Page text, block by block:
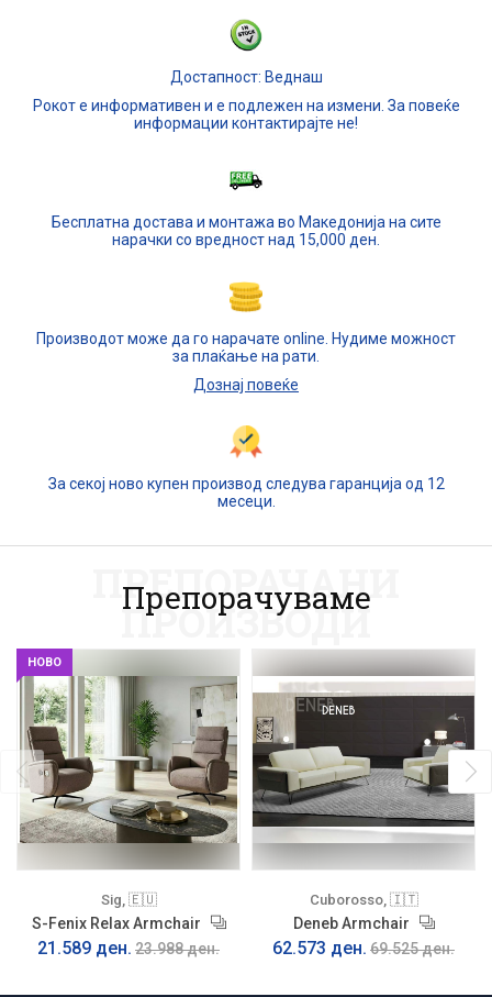
Достапност: Веднаш
Рокот е информативен и е подлежен на измени. За повеќе
информации контактирајте не!
Бесплатна достава и монтажа во Македонија на сите
нарачки со вредност над 15,000 ден.
Производот може да го нарачате online. Нудиме можност
за плаќање на рати.
Дознај повеќе
За секој ново купен производ следува гаранција од 12
месеци.
Препорачуваме
ПРЕПОРАЧАНИ
ПРОИЗВОДИ
НОВО
Sig, 🇪🇺
S-Fenix Relax Armchair
21.589 ден. 23.988 ден.
Cuborosso, 🇮🇹
Deneb Armchair
62.573 ден. 69.525 ден.